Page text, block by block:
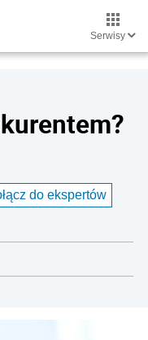
Serwisy
do ekspertów